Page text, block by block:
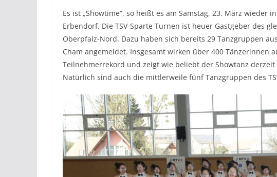
Es ist „Showtime“, so heißt es am Samstag, 23. März
Erbendorf. Die TSV-Sparte Turnen ist heuer Gastgeber des
Oberpfalz-Nord. Dazu haben sich bereits 29 Tanzgruppen
Cham angemeldet. Insgesamt wirken über 400 Tänzerinnen
Teilnehmerrekord und zeigt wie beliebt der Showtanz
Natürlich sind auch die mittlerweile fünf Tanzgruppen des